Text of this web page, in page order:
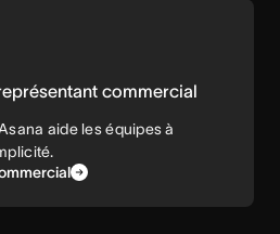
commercial
aide les équipes à